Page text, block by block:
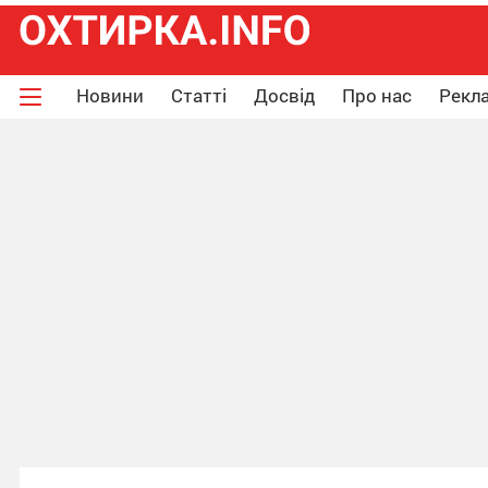
Новини Статті Досвід Про нас